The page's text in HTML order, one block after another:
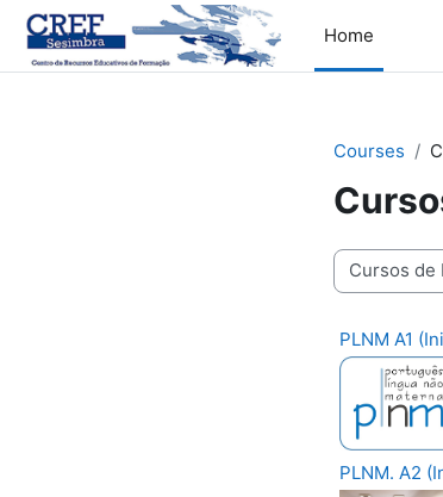
Skip to main content
Home
Courses
Course
PLNM A1
PLNM. A2